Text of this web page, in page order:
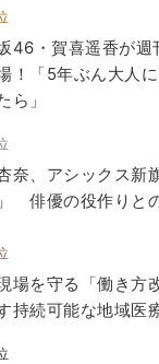
46・賀喜遥香が週
！「5年ぶん大人
ら」
奈、アシックス新
俳優の役作りと
場を守る「働き方
持続可能な地域医